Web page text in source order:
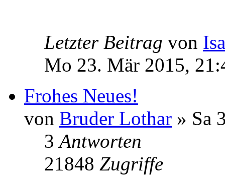
Letzter Beitrag von
Mo 23. Mär 2015,
Frohes Neues!
von Bruder Lothar » Sa
3Antworten
21848 Zugriffe